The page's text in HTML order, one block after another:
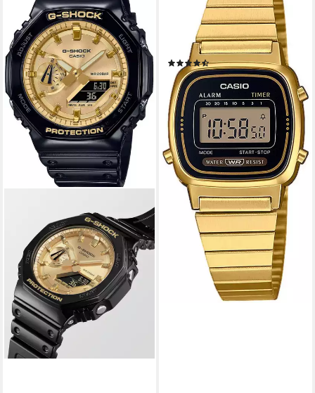
1EF, Quarzuhr, Armbanduhr,
Damenuhr, Digitaluhr, Datum,
Edelstahlarmband
(173)
47,95 € UVP59,90 €
-20%
lieferbar - in 1-2 Werktagen bei dir
+3